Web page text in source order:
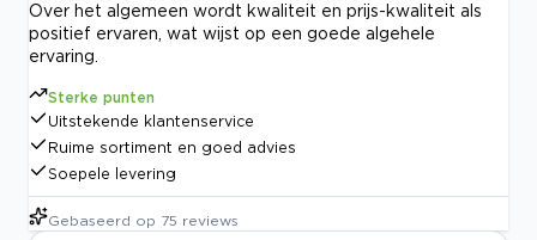
Over het algemeen wordt kwaliteit en prijs-kwaliteit als
positief ervaren, wat wijst op een goede algehele
ervaring.
Sterke punten
Uitstekende klantenservice
Ruime sortiment en goed advies
Soepele levering
Gebaseerd op 75 reviews